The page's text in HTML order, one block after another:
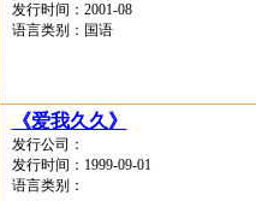
发行时间：2001-08
语言类别：国语
《爱我久久》
发行公司：
发行时间：1999-09-01
语言类别：